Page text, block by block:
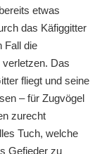
etwas
das Käfiggitter
Fall die
Das
fliegt und seine
– für Zugvögel
zurecht
Tuch, welche
Gefieder zu